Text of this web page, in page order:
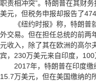
职责相冲突”。特朗普在其财
美元，但税务申报却报告了
《纽约时报》称，特朗普就
外交易。但在担任总统的前两
元收入，除了其在欧洲的高尔
宾，230万美元来自印度，100
2017年，特朗普在印度缴
15.7万美元，但在美国缴纳的